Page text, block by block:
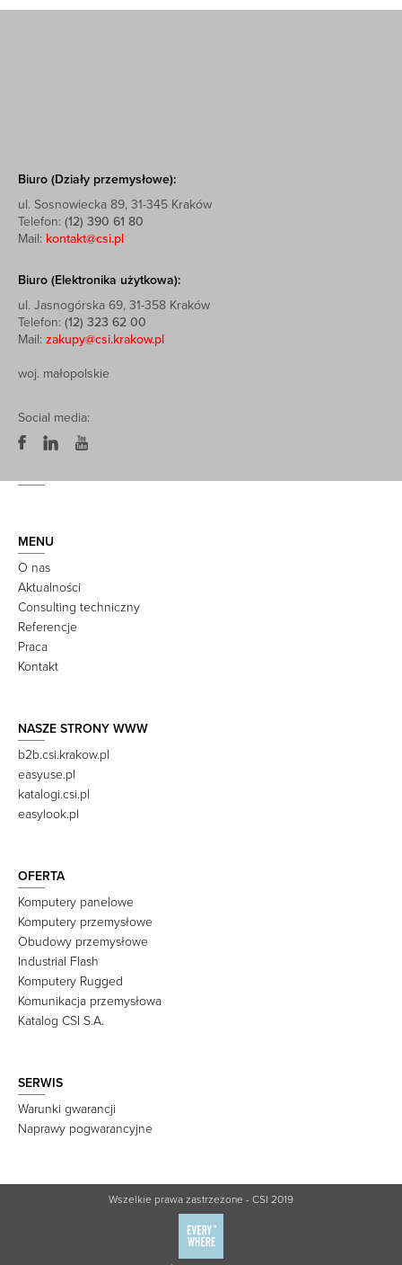
Biuro (Działy przemysłowe):
ul. Sosnowiecka 89, 31-345 Kraków
Telefon: (12) 390 61 80
Mail: kontakt@csi.pl
Biuro (Elektronika użytkowa):
ul. Jasnogórska 69, 31-358 Kraków
Telefon: (12) 323 62 00
Mail: zakupy@csi.krakow.pl
woj. małopolskie
Social media:
MENU
O nas
Aktualności
Consulting techniczny
Referencje
Praca
Kontakt
NASZE STRONY WWW
b2b.csi.krakow.pl
easyuse.pl
katalogi.csi.pl
easylook.pl
OFERTA
Komputery panelowe
Komputery przemysłowe
Obudowy przemysłowe
Industrial Flash
Komputery Rugged
Komunikacja przemysłowa
Katalog CSI S.A.
SERWIS
Warunki gwarancji
Naprawy pogwarancyjne
Wszelkie prawa zastrzeżone - CSI 2019